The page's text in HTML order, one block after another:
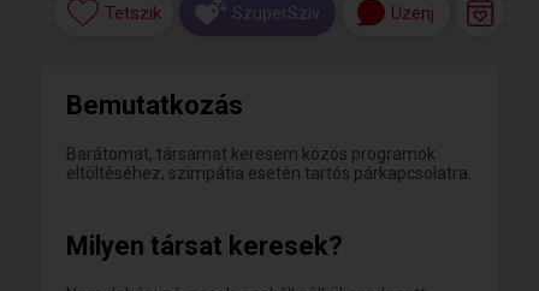
Tetszik SzuperSzív Üzenj
Bemutatkozás
Barátomat, társamat keresem közös programok
eltöltéséhez, szimpátia esetén tartós párkapcsolatra.
Milyen társat keresek?